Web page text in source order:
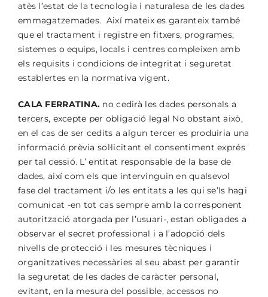
atès l’estat de la tecnologia i naturalesa de les dades
emmagatzemades. Així mateix es garanteix també
que el tractament i registre en fitxers, programes,
sistemes o equips, locals i centres compleixen amb
els requisits i condicions de integritat i seguretat
establertes en la normativa vigent.
CALA FERRATINA. no cedirà les dades personals a
tercers, excepte per obligació legal No obstant això,
en el cas de ser cedits a algun tercer es produiria una
informació prèvia sol·licitant el consentiment exprés
per tal cessió. L’ entitat responsable de la base de
dades, així com els que intervinguin en qualsevol
fase del tractament i/o les entitats a les qui se’ls hagi
comunicat -en tot cas sempre amb la corresponent
autorització atorgada per l’usuari-, estan obligades a
observar el secret professional i a l’adopció dels
nivells de protecció i les mesures tècniques i
organitzatives necessàries al seu abast per garantir
la seguretat de les dades de caràcter personal,
evitant, en la mesura del possible, accessos no